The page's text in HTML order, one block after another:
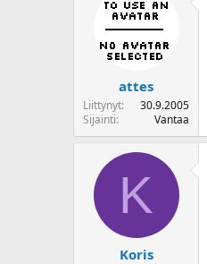
attes
Liittynyt
30.9.2005
Sijainti
Vantaa
K
Koris